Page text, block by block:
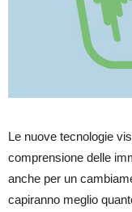
Le nuove tecnologie
comprensione delle
anche per un
capiranno meglio